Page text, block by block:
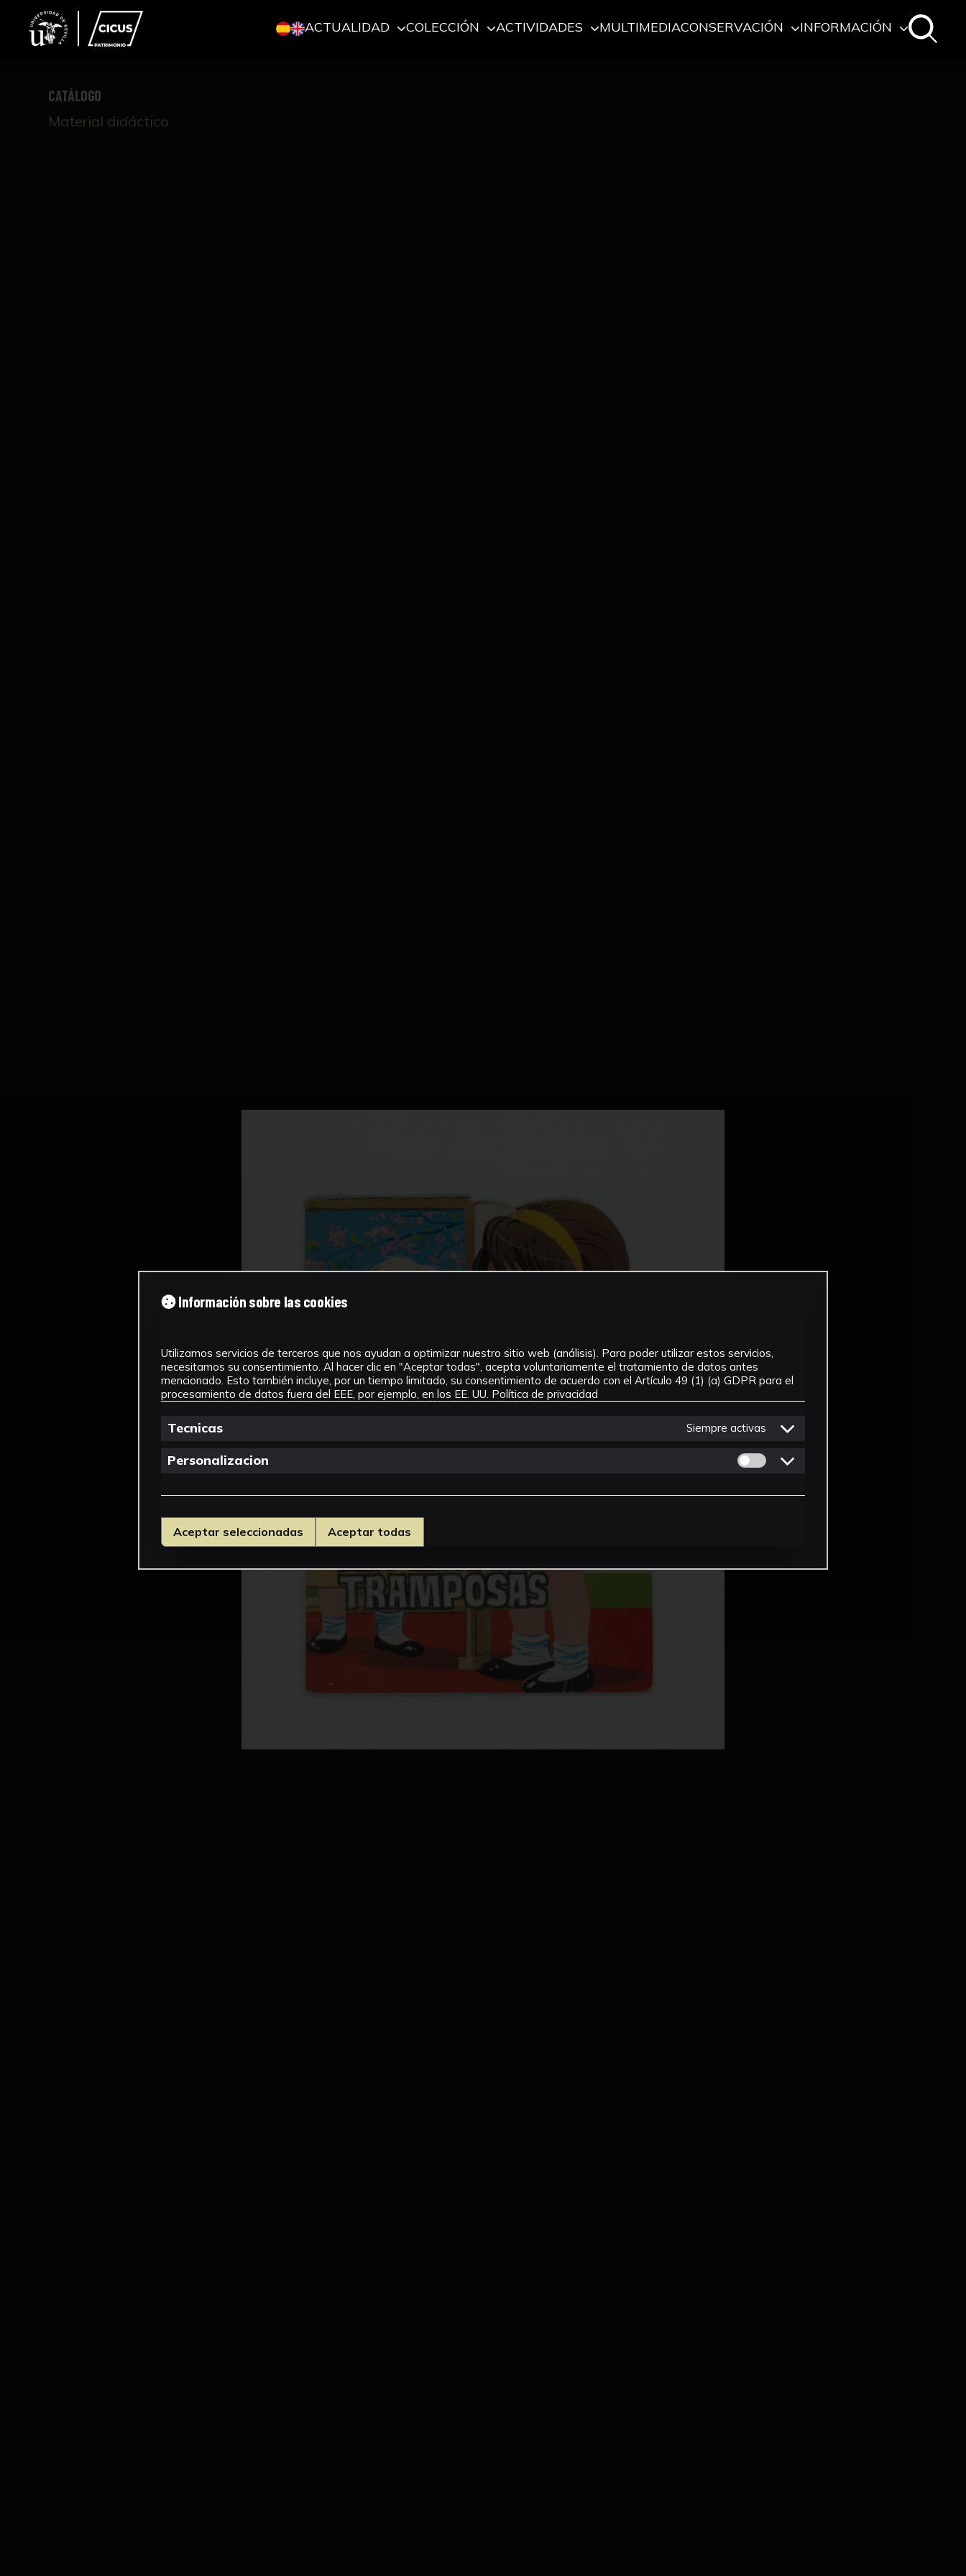
ACTUALIDAD COLECCIÓN ACTIVIDADES MULTIMEDIACONSERVACIÓN INFORMACIÓN
CATÁLOGO
Material didáctico
Información sobre las cookies
Utilizamos servicios de terceros que nos ayudan a optimizar nuestro sitio web (análisis). Para poder utilizar estos servicios,
necesitamos su consentimiento. Al hacer clic en "Aceptar todas", acepta voluntariamente el tratamiento de datos antes
mencionado. Esto también incluye, por un tiempo limitado, su consentimiento de acuerdo con el Artículo 49 (1) (a) GDPR para el
procesamiento de datos fuera del EEE, por ejemplo, en los EE. UU. Política de privacidad
Tecnicas Siempre activas
Personalizacion Permitir cookies de Personalizacion
Aceptar seleccionadas Aceptar todas